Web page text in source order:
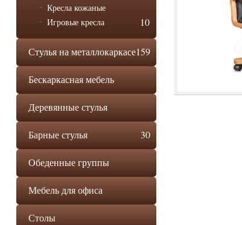
Кресла кожаные
10
Игровые кресла
159
Стулья на металлокаркасе
Бескаркасная мебель
Деревянные стулья
30
Барные стулья
Обеденные группы
Мебель для офиса
Столы